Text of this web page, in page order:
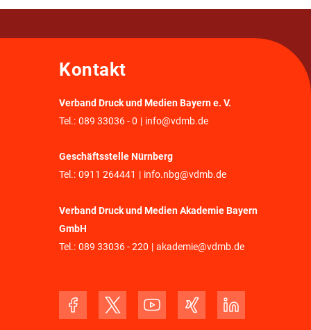
Kontakt
Verband Druck und Medien Bayern e. V.
Tel.: 089 33036 - 0 | info@vdmb.de
Geschäftsstelle Nürnberg
Tel.: 0911 264441 | info.nbg@vdmb.de
Verband Druck und Medien Akademie Bayern
GmbH
Tel.: 089 33036 - 220 | akademie@vdmb.de